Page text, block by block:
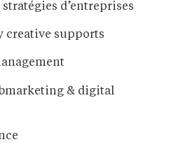
d’entreprises
creative supports
& digital